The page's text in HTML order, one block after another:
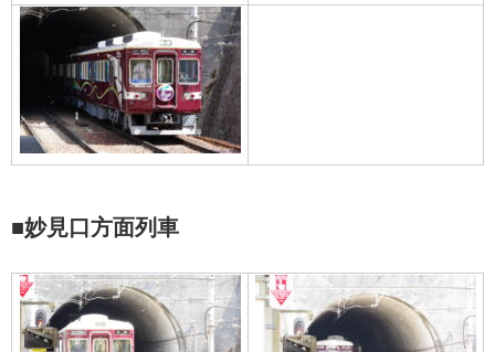
■妙見口方面列車